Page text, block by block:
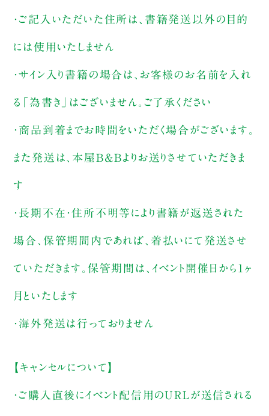
・ご記入いただいた住所は、書籍発送以外の目的
には使用いたしません
・サイン入り書籍の場合は、お客様のお名前を入れ
る「為書き」はございません。ご了承ください
・商品到着までお時間をいただく場合がございます。
また発送は、本屋B&Bよりお送りさせていただきま
す
・長期不在・住所不明等により書籍が返送された
場合、保管期間内であれば、着払いにて発送させ
ていただきます。保管期間は、イベント開催日から1ヶ
月といたします
・海外発送は行っておりません
【キャンセルについて】
・ご購入直後にイベント配信用のURLが送信される